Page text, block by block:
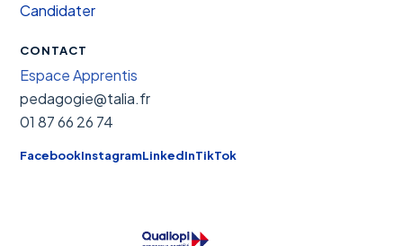
Candidater
CONTACT
Espace Apprentis
pedagogie@talia.fr
01 87 66 26 74
FacebookInstagramLinkedInTikTok